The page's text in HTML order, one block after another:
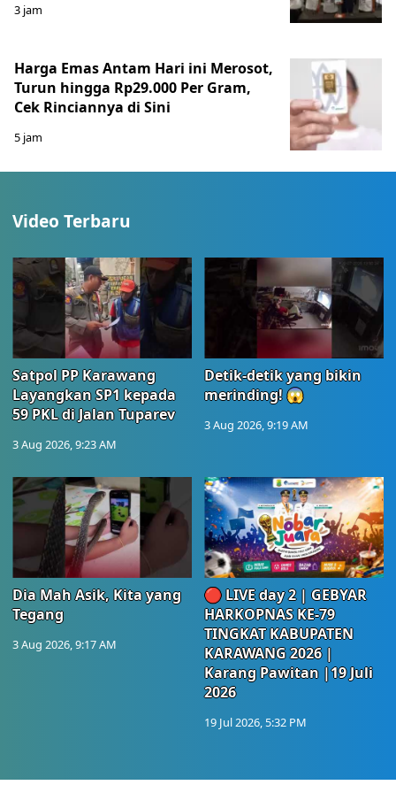
3 jam
Harga Emas Antam Hari ini Merosot,
Turun hingga Rp29.000 Per Gram,
Cek Rinciannya di Sini
5 jam
Video Terbaru
Satpol PP Karawang
Layangkan SP1 kepada
59 PKL di Jalan Tuparev
3 Aug 2026, 9:23 AM
Detik-detik yang bikin
merinding! 😱
3 Aug 2026, 9:19 AM
Dia Mah Asik, Kita yang
Tegang
3 Aug 2026, 9:17 AM
🔴 LIVE day 2 | GEBYAR
HARKOPNAS KE-79
TINGKAT KABUPATEN
KARAWANG 2026 |
Karang Pawitan |19 Juli
2026
19 Jul 2026, 5:32 PM